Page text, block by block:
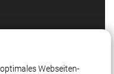
Webseiten-